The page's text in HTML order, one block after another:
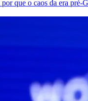
que o caos da era